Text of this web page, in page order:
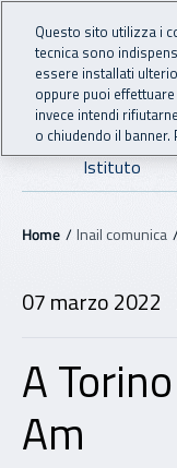
Vai al menu principale
Vai al contenuto
INAIL
Istituto
Navigazione - Ti
Home Inail comunica
07 marzo 2022
A
Am
Questo sito utilizza i
tecnica sono
essere installati
oppure puoi effettuare
invece intendi
o chiudendo il